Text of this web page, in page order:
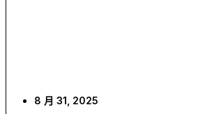
8 月 31, 2025